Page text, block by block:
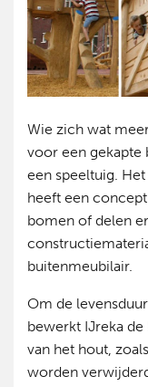
Wie zich wat
voor een gekapte
een speeltuig.
heeft een
bomen of delen
buitenmeubilair.
Om de
bewerkt IJreka
van het hout,
worden